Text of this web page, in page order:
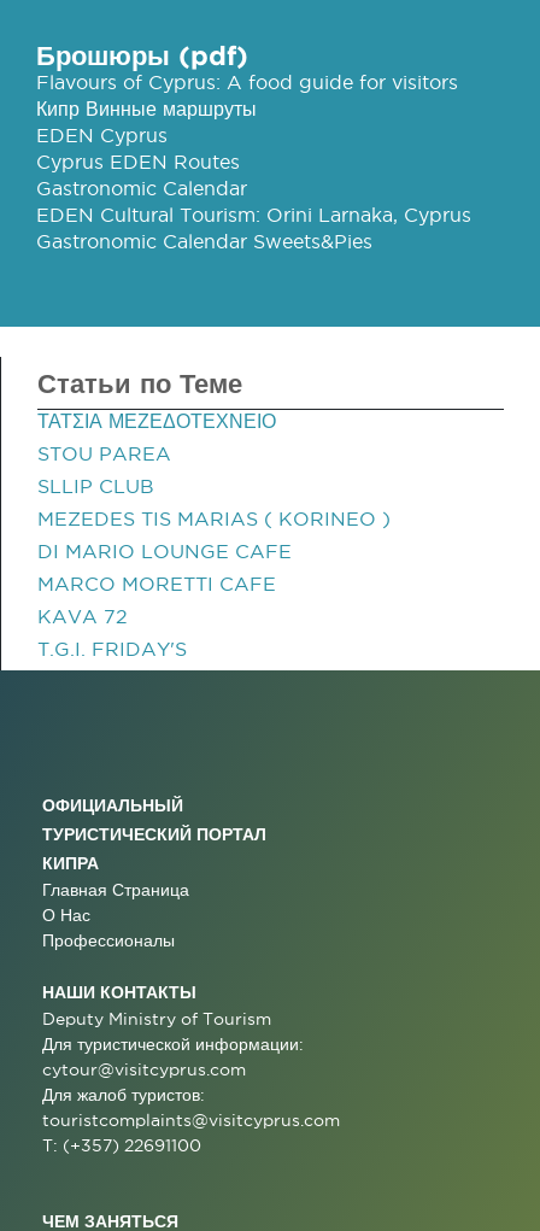
Брошюры (pdf)
Flavours of Cyprus: A food guide for visitors
Кипр Винные маршруты
EDEN Cyprus
Cyprus EDEN Routes
Gastronomic Calendar
EDEN Cultural Tourism: Orini Larnaka, Cyprus
Gastronomic Calendar Sweets&Pies
Статьи по Теме
ΤΑΤΣΙΑ ΜΕΖΕΔΟΤΕΧΝΕΙΟ
STOU PAREA
SLLIP CLUB
MEZEDES TIS MARIAS ( KORINEO )
DI MARIO LOUNGE CAFE
MARCO MORETTI CAFE
KAVA 72
T.G.I. FRIDAY'S
ОФИЦИАЛЬНЫЙ
ТУРИСТИЧЕСКИЙ ПОРТАЛ
КИПРА
Главная Страница
О Нас
Профессионалы
НАШИ КОНТАКТЫ
Deputy Ministry of Tourism
Для туристической информации:
cytour@visitcyprus.com
Для жалоб туристов:
touristcomplaints@visitcyprus.com
T: (+357) 22691100
ЧЕМ ЗАНЯТЬСЯ